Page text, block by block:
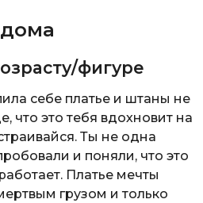
фигуре
себе платье и штаны не
что это тебя вдохновит на
Ты не одна
и поняли, что это
Платье мечты
грузом и только